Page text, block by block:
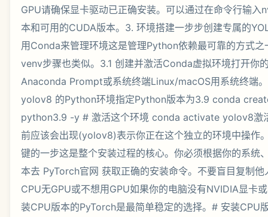
GPU请确保显卡驱动已正确安装。可以通过在命令行输
本和可用的CUDA版本。3. 环境搭建一步步创建专属的
用Conda来管理环境这是管理Python依赖最可靠的方式之
venv步骤也类似。3.1 创建并激活Conda虚拟环境打开你
Anaconda Prompt或系统终端Linux/macOS用系统终端
yolov8 的Python环境指定Python版本为3.9 conda
python3.9 -y # 激活这个环境 conda activate yolov8激
前应该会出现(yolov8)表示你正在这个独立的环境中操作
键的一步这是整个安装过程的核心。你必须根据你的系统
本去 PyTorch官网 获取正确的安装命令。不要盲目复制
CPU无GPU或不想用GPU如果你的电脑没有NVIDIA显卡
装CPU版本的PyTorch是最简单稳定的选择。# 安装CPU